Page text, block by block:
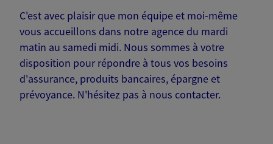
C'est avec plaisir que mon équipe et moi-même
vous accueillons dans notre agence du mardi
matin au samedi midi. Nous sommes à votre
disposition pour répondre à tous vos besoins
d'assurance, produits bancaires, épargne et
prévoyance. N'hésitez pas à nous contacter.